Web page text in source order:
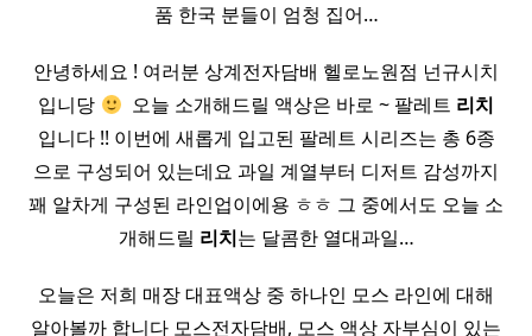
품 한국 분들이 엄청 집어…
안녕하세요 ! 여러분 상계전자담배 헬로노원점 넌규시치
입니당
​ 오늘 소개해드릴 액상은 바로 ~ 팔레트 리치
입니다 !! 이번에 새롭게 입고된 팔레트 시리즈는 총 6종
으로 구성되어 있는데요 과일 계열부터 디저트 감성까지
꽤 알차게 구성된 라인업이에용 ㅎㅎ 그 중에서도 오늘 소
개해드릴 리치는 달콤한 열대과일…
오늘은 저희 매장 대표액상 중 하나인 모스 라인에 대해
알아볼까 합니다 모스전자담배, 모스 액상 자부심이 있는